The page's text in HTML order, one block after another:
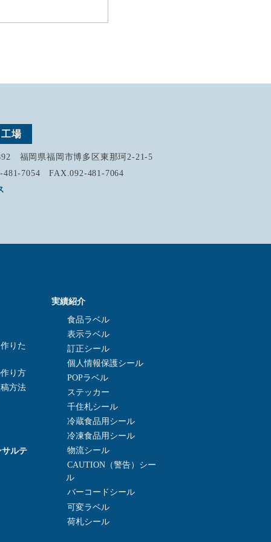
場
福岡県福岡市博多区東那珂2-21-5
481-7054 FAX.092-481-7064
りた
り方
方法
ルテ
実績紹介
食品ラベル
表示ラベル
訂正シール
個人情報保護シール
POPラベル
ステッカー
千住札シール
冷蔵食品用シール
冷凍食品用シール
物流シール
CAUTION（警告）シー
ル
バーコードシール
可変ラベル
荷札シール